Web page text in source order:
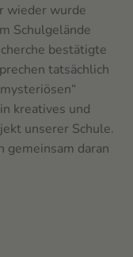
wieder wurde
Schulgelände
bestätigte
tatsächlich
kreatives und
unserer Schule.
gemeinsam daran